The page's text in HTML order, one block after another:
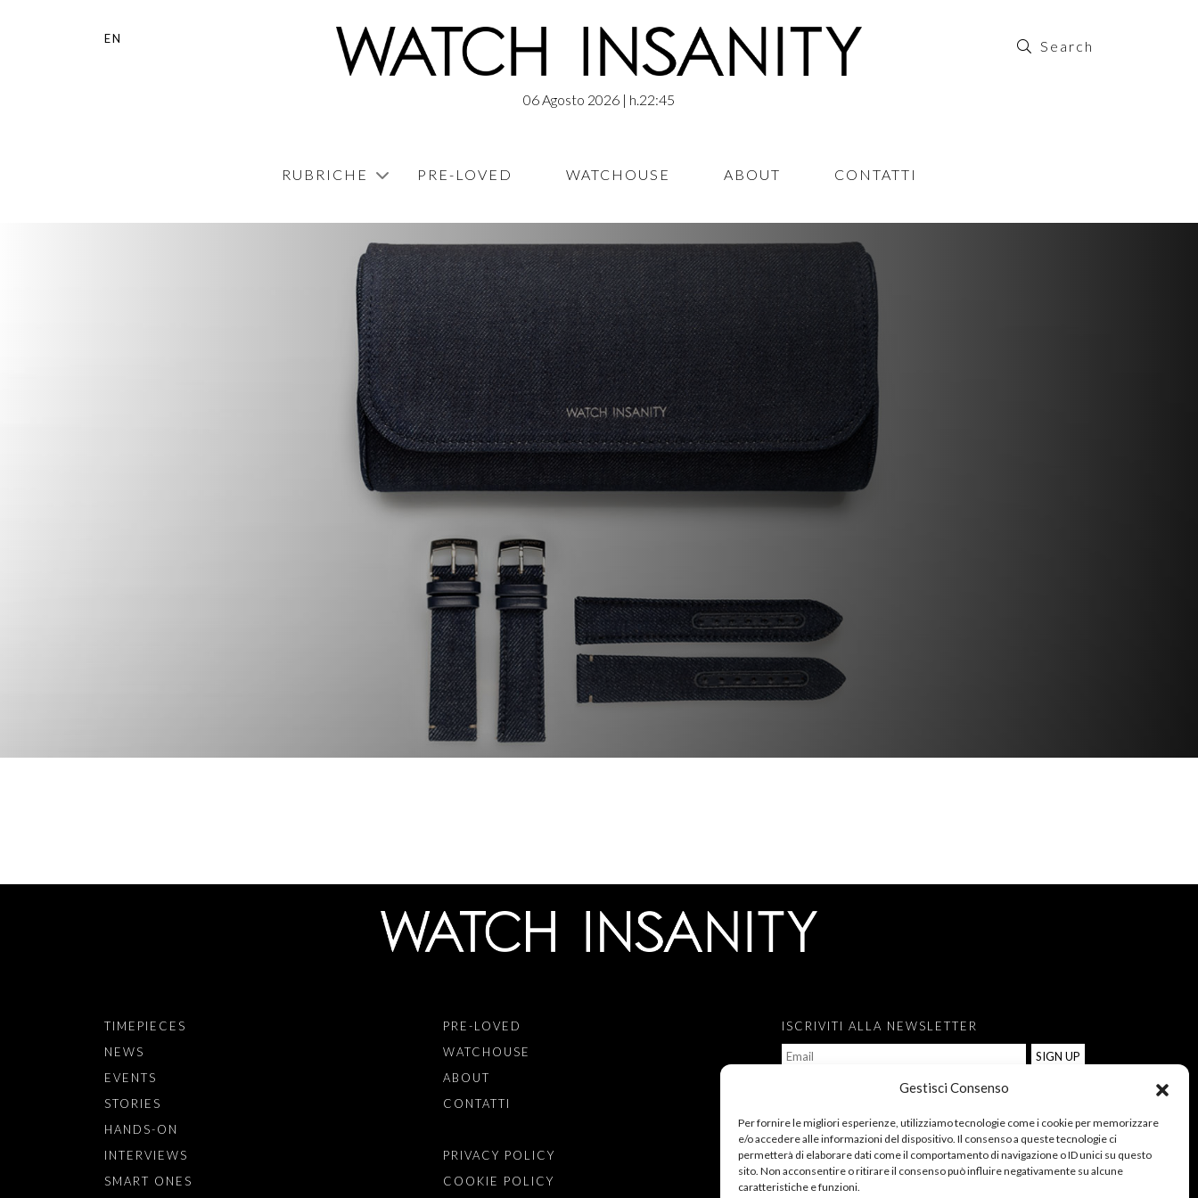
Gestisci Consenso
Per fornire le migliori esperienze, utilizziamo tecnologie come i cookie per memorizzare
e/o accedere alle informazioni del dispositivo. Il consenso a queste tecnologie ci
permetterà di elaborare dati come il comportamento di navigazione o ID unici su questo
sito. Non acconsentire o ritirare il consenso può influire negativamente su alcune
caratteristiche e funzioni.
EN
06 Agosto 2026 | h.22:45
RUBRICHE PRE-LOVED WATCHOUSE ABOUT CONTATTI
TIMEPIECES
NEWS
EVENTS
STORIES
HANDS-ON
INTERVIEWS
SMART ONES
PRE-LOVED
WATCHOUSE
ABOUT
CONTATTI
PRIVACY POLICY
COOKIE POLICY
ISCRIVITI ALLA NEWSLETTER
PERSONALI PER L’ISCRIZIONE ALLA NEWSLETTER, AI
SENSI DEL REGOLAMENTO (UE) 2016/679 (GDPR).
DICHIARO DI AVER LETTOL’INFORMATIVA SULLA
PRIVACY.